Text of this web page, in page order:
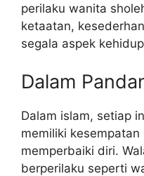
perilaku wanita
ketaatan,
segala aspek
Dalam
Dalam islam, setiap
memiliki
memperbaiki diri.
berperilaku seperti